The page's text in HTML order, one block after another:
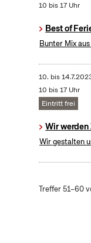
10 bis 17 Uhr
Best of
Bunter Mix
10. bis
10 bis 17 Uhr
Eintritt frei
Wir
Wir gestalten
Treffer 51–60